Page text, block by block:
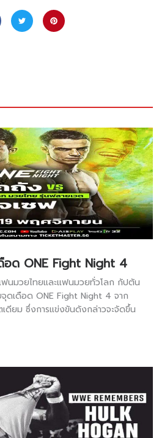
อด ONE Fight Night 4
นมวยไทยและแฟนมวยทั่วโลก กัปตัน
ดเดือด ONE Fight Night 4 จาก
ดียม ซึ่งการแข่งขันดังกล่าวจะจัดขึ้น